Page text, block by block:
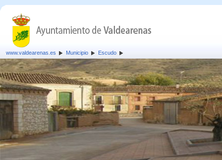
www.valdearenas.es Municipio Escudo